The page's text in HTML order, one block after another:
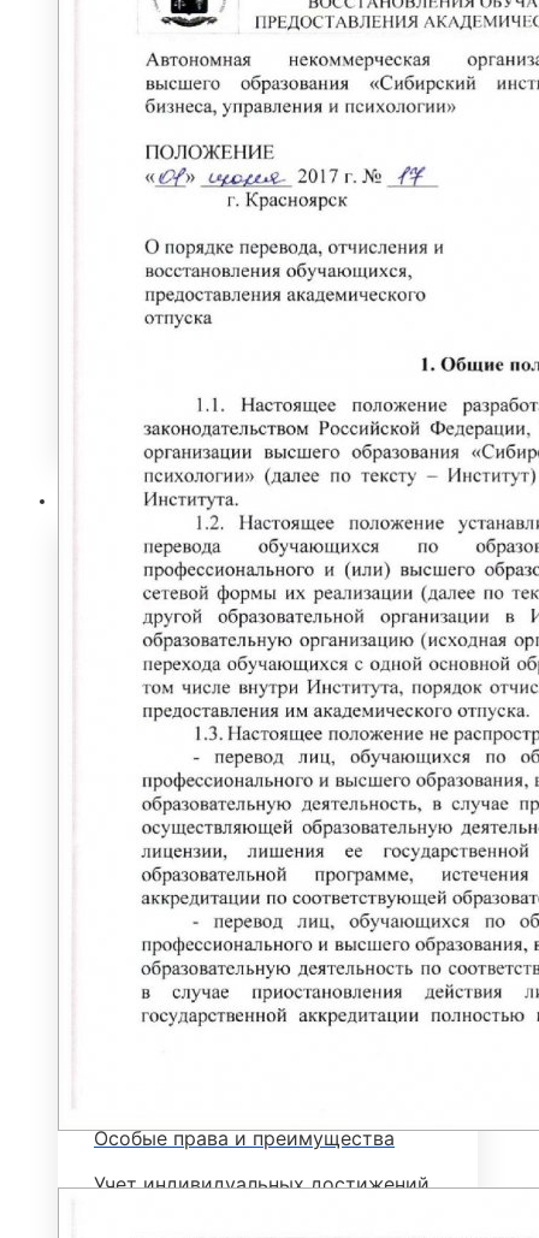
ПРОЦЕССА
ЭЛЕКТРОННАЯ ИНФОРМАЦИОННО-
ОБРАЗОВАТЕЛЬНАЯ СРЕДА
Методические материалы
Методическое обеспечение
Рабочие программы
Объявления
Абитуриенту
ИНФОРМАЦИЯ ДЛЯ АБИТУРИЕНТОВ
ВЫСШЕЕ ОБРАЗОВАНИЕ
(БАКАЛАВРИАТ)
Перечень направлений и
вступительных испытаний
Стоимость обучения
Расписание вступительных испытаний
Сроки зачисления
Сроки подачи документов
Программы вступительных испытаний
Основные сведения о ЕГЭ
Особые права и преимущества
Учет индивидуальных достижений